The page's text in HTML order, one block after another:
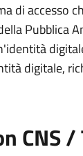
di accesso
Pubblica
digitale,
CNS /